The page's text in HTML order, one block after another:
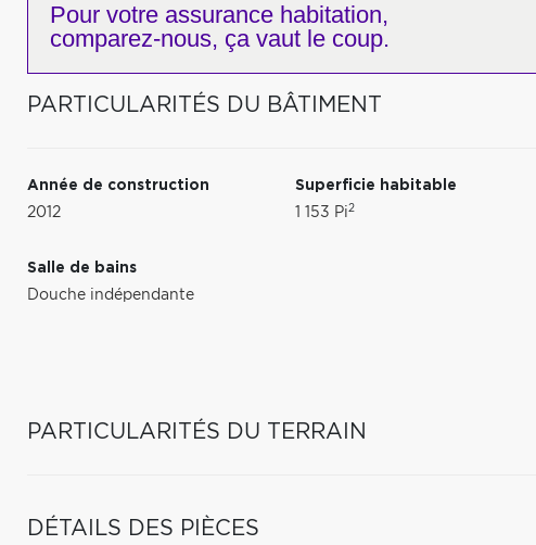
Pour votre assurance habitation,
comparez-nous, ça vaut le coup.
PARTICULARITÉS DU BÂTIMENT
Année de construction
2012
Superficie habitable
1 153 Pi2
Salle de bains
Douche indépendante
PARTICULARITÉS DU TERRAIN
DÉTAILS DES PIÈCES